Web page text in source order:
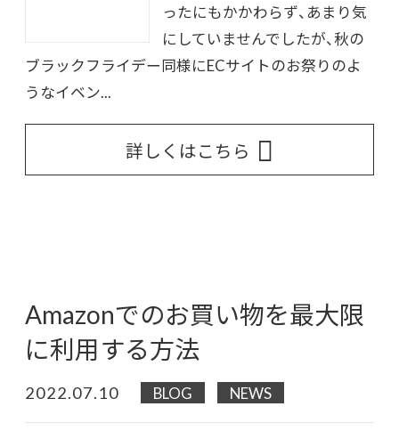
ったにもかかわらず、あまり気
にしていませんでしたが、秋の
ブラックフライデー同様にECサイトのお祭りのよ
うなイベン...
詳しくはこちら
Amazonでのお買い物を最大限
に利用する方法
2022.07.10 BLOG NEWS